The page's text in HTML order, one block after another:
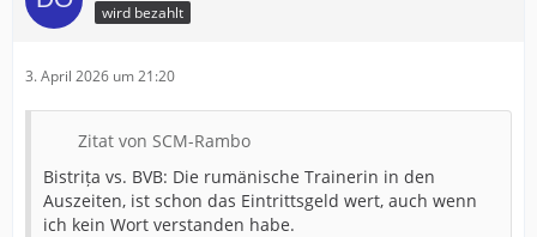
wird bezahlt
3. April 2026 um 21:20
Zitat von SCM-Rambo
Bistrița vs. BVB: Die rumänische Trainerin in den
Auszeiten, ist schon das Eintrittsgeld wert, auch wenn
ich kein Wort verstanden habe.